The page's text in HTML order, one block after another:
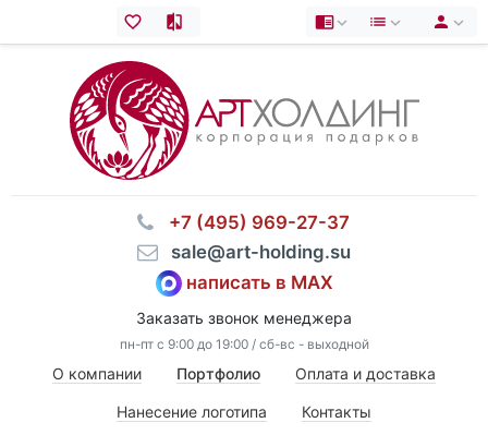
⠀+7 (495) 969-27-37
⠀sale@art-holding.su
написать в MAX
Заказать звонок менеджера
пн-пт с 9:00 до 19:00 / сб-вс - выходной
О компании Портфолио Оплата и доставка
Нанесение логотипа Контакты